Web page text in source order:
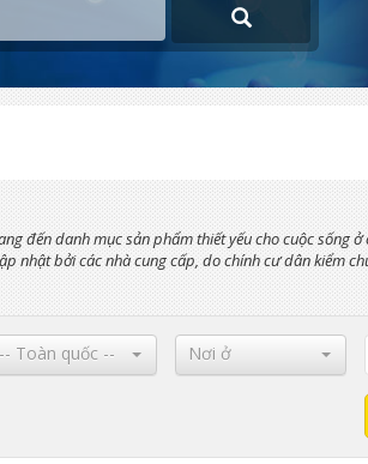
đến danh mục sản phẩm thiết yếu cho cuộc sống
nhật bởi các nhà cung cấp, do chính cư dân kiểm
-- Toàn quốc -- Nơi ở